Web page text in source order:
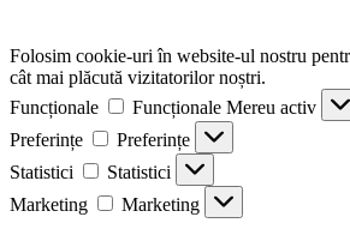
Folosim cookie-uri în website-ul nostru
cât mai plăcută vizitatorilor noștri.
Funcționale
Funcționale Mereu activ
Preferințe
Preferințe
Statistici
Statistici
Marketing
Marketing